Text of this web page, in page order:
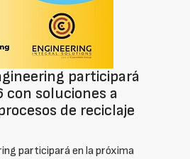
participará
con soluciones a
de reciclaje
participará en la próxima